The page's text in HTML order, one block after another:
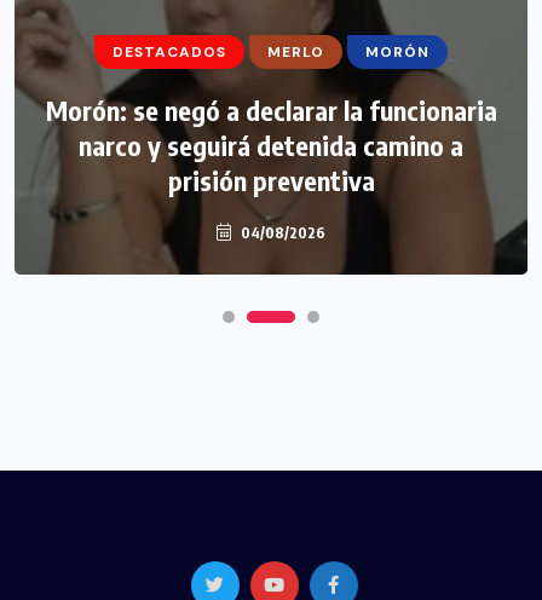
DESTACADOS MERLO MORÓN
Morón: se negó a declarar la funcionaria
narco y seguirá detenida camino a
prisión preventiva
04/08/2026